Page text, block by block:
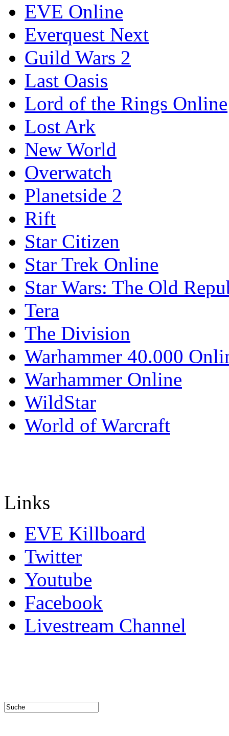
EVE Online
Everquest Next
Guild Wars 2
Last Oasis
Lord of the Rings Online
Lost Ark
New World
Overwatch
Planetside 2
Rift
Star Citizen
Star Trek Online
Star Wars: The Old
Tera
The Division
Warhammer 40.000
Warhammer Online
WildStar
World of Warcraft
Links
EVE Killboard
Twitter
Youtube
Facebook
Livestream Channel